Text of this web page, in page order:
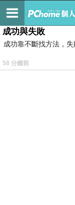
最新文章
成功與失敗
成功靠不斷找方法，失
58 分鐘前